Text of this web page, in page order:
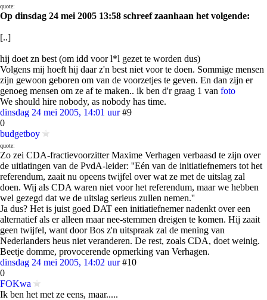
quote:
Op dinsdag 24 mei 2005 13:58 schreef zaanhaan het volgende:
[..]
hij doet zn best (om idd voor l*l gezet te worden dus)
Volgens mij hoeft hij daar z'n best niet voor te doen. Sommige mensen
zijn gewoon geboren om van de voorzetjes te geven. En dan zijn er
genoeg mensen om ze af te maken.. ik ben d'r graag 1 van foto
We should hire nobody, as nobody has time.
dinsdag 24 mei 2005, 14:01 uur #9
0
budgetboy
quote:
Zo zei CDA-fractievoorzitter Maxime Verhagen verbaasd te zijn over
de uitlatingen van de PvdA-leider: ''Eén van de initiatiefnemers tot het
referendum, zaait nu opeens twijfel over wat ze met de uitslag zal
doen. Wij als CDA waren niet voor het referendum, maar we hebben
wel gezegd dat we de uitslag serieus zullen nemen.''
Ja dus? Het is juist goed DAT een initiatiefnemer nadenkt over een
alternatief als er alleen maar nee-stemmen dreigen te komen. Hij zaait
geen twijfel, want door Bos z'n uitspraak zal de mening van
Nederlanders heus niet veranderen. De rest, zoals CDA, doet weinig.
Beetje domme, provocerende opmerking van Verhagen.
dinsdag 24 mei 2005, 14:02 uur #10
0
FOKwa
Ik ben het met ze eens, maar.....